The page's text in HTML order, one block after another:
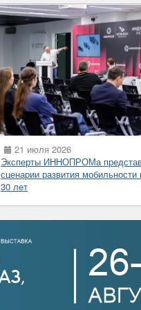
21 июля 2026
Эксперты ИННОПРОМа
сценарии развития мобильности
30 лет